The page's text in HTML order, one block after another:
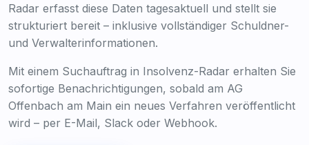
Radar erfasst diese Daten tagesaktuell und stellt sie
strukturiert bereit – inklusive vollständiger Schuldner-
und Verwalterinformationen.
Mit einem Suchauftrag in Insolvenz-Radar erhalten Sie
sofortige Benachrichtigungen, sobald am AG
Offenbach am Main ein neues Verfahren veröffentlicht
wird – per E-Mail, Slack oder Webhook.